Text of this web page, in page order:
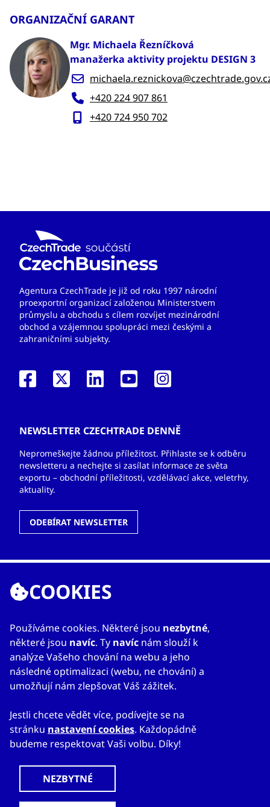
ORGANIZAČNÍ GARANT
Mgr. Michaela Řezníčková
manažerka aktivity projektu DESIGN 3
+420 224 907 861
+420 724 950 702
Agentura CzechTrade je již od roku 1997 národní
proexportní organizací založenou Ministerstvem
průmyslu a obchodu s cílem rozvíjet mezinárodní
obchod a vzájemnou spolupráci mezi českými a
zahraničními subjekty.
NEWSLETTER CZECHTRADE DENNĚ
Nepromeškejte žádnou příležitost. Přihlaste se k odběru
newsletteru a nechejte si zasílat informace ze světa
exportu – obchodní příležitosti, vzdělávací akce, veletrhy,
aktuality.
ODEBÍRAT NEWSLETTER
ODKAZY
Zahraniční kanceláře
Služby
Kontakty
© 2023
CzechTrade
Mapa webu
Ochrana osobních údajů
COOKIES
Používáme cookies. Některé jsou nezbytné,
některé jsou navíc. Ty navíc nám slouží k
analýze Vašeho chování na webu a jeho
následné optimalizaci (webu, ne chování) a
umožňují nám zlepšovat Váš zážitek.
Jestli chcete vědět více, podívejte se na
stránku nastavení cookies. Každopádně
budeme respektovat Vaši volbu. Díky!